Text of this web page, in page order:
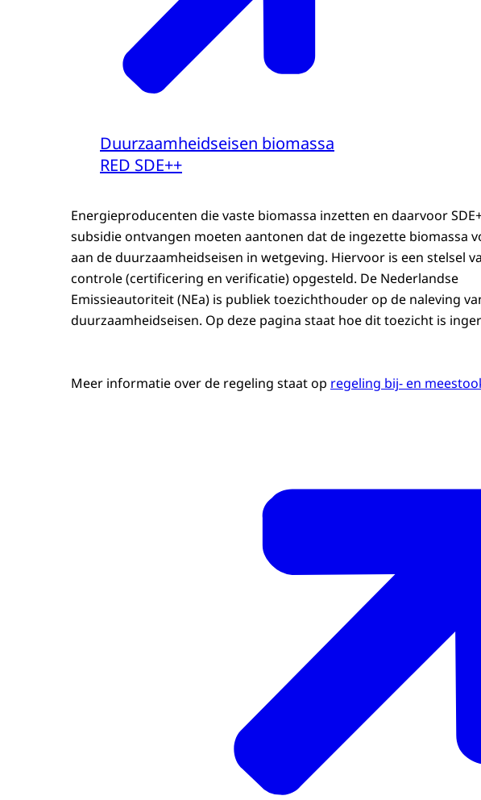
Duurzaamheidseisen biomassa
RED SDE++
Energieproducenten die vaste biomassa inzetten en daarvoor
subsidie ontvangen moeten aantonen dat de ingezette biomassa
aan de duurzaamheidseisen in wetgeving. Hiervoor is een stelsel
controle (certificering en verificatie) opgesteld. De Nederlandse
Emissieautoriteit (NEa) is publiek toezichthouder op de naleving
duurzaamheidseisen. Op deze pagina staat hoe dit toezicht is
Meer informatie over de regeling staat op regeling bij- en